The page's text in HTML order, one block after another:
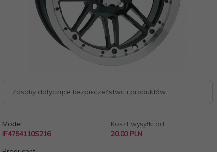
Zasoby dotyczące bezpieczeństwa i produktów
Model:
IF4754110S216
Koszt wysyłki od:
20.00 PLN